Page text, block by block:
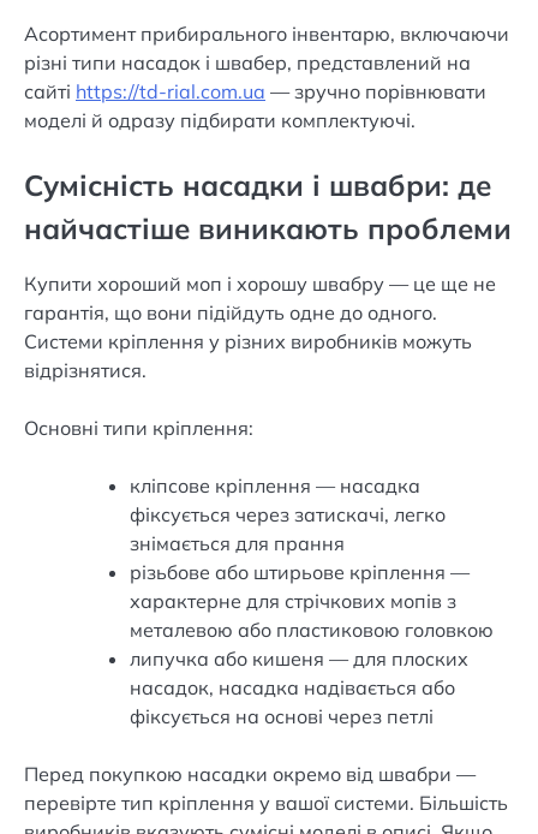
Асортимент прибирального інвентарю, включаючи
різні типи насадок і швабер, представлений на
сайті https://td-rial.com.ua — зручно порівнювати
моделі й одразу підбирати комплектуючі.
Сумісність насадки і швабри: де
найчастіше виникають проблеми
Купити хороший моп і хорошу швабру — це ще не
гарантія, що вони підійдуть одне до одного.
Системи кріплення у різних виробників можуть
відрізнятися.
Основні типи кріплення:
кліпсове кріплення — насадка
фіксується через затискачі, легко
знімається для прання
різьбове або штирьове кріплення —
характерне для стрічкових мопів з
металевою або пластиковою головкою
липучка або кишеня — для плоских
насадок, насадка надівається або
фіксується на основі через петлі
Перед покупкою насадки окремо від швабри —
перевірте тип кріплення у вашої системи. Більшість